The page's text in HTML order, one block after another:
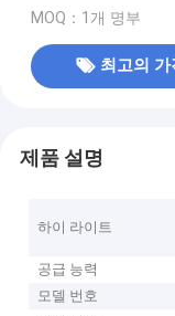
MOQ：1개 명부
최고의 가
제품 설명
하이 라이트
공급 능력
모델 번호